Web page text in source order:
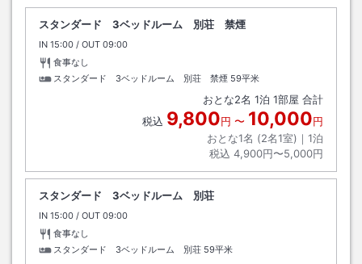
スタンダード 3ベッドルーム 別荘 禁煙
IN チェックイン
15:00 / OUT チェックアウト
09:00
食事なし
スタンダード 3ベッドルーム 別荘 禁煙 59平米
おとな2名 1泊 1部屋 合計
税込 9,800円 〜 10,000円
おとな1名 (2名1室)｜ 1泊
税込 4,900円〜5,000円
スタンダード 3ベッドルーム 別荘
IN チェックイン
15:00 / OUT チェックアウト
09:00
食事なし
スタンダード 3ベッドルーム 別荘 59平米